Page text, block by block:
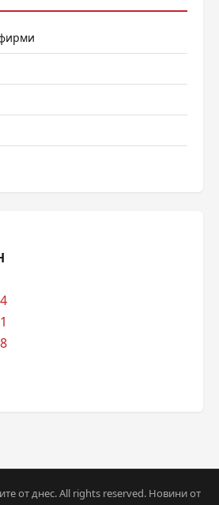
от днес. All rights reserved. Новини от